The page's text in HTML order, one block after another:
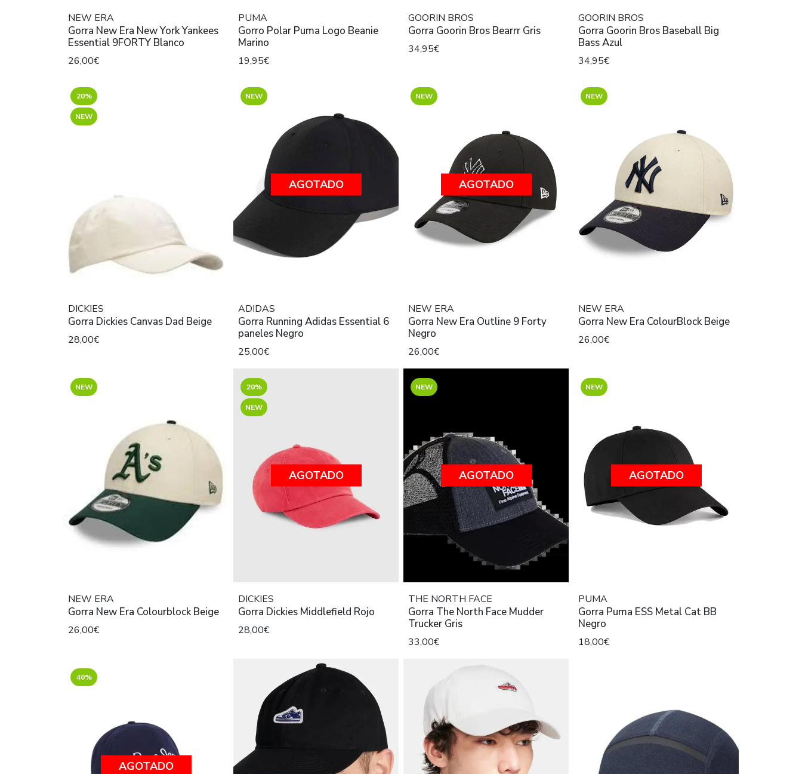
NEW ERA
Gorra New Era New York Yankees
Essential 9FORTY Blanco
26,00€
PUMA
Gorro Polar Puma Logo Beanie
Marino
19,95€
GOORIN BROS
Gorra Goorin Bros Bearrr Gris
34,95€
GOORIN BROS
Gorra Goorin Bros Baseball Big
Bass Azul
34,95€
20%
NEW
DICKIES
Gorra Dickies Canvas Dad Beige
28,00€
NEW
AGOTADO
ADIDAS
Gorra Running Adidas Essential 6
paneles Negro
25,00€
NEW
AGOTADO
NEW ERA
Gorra New Era Outline 9 Forty
Negro
26,00€
NEW
NEW ERA
Gorra New Era ColourBlock Beige
26,00€
NEW
NEW ERA
Gorra New Era Colourblock Beige
26,00€
20%
NEW
AGOTADO
DICKIES
Gorra Dickies Middlefield Rojo
28,00€
NEW
AGOTADO
THE NORTH FACE
Gorra The North Face Mudder
Trucker Gris
33,00€
NEW
AGOTADO
PUMA
Gorra Puma ESS Metal Cat BB
Negro
18,00€
40%
AGOTADO